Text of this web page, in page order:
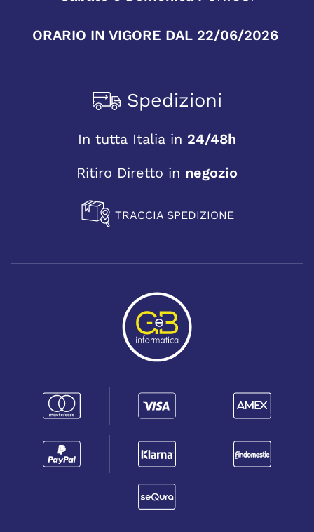
ORARIO IN VIGORE DAL 22/06/2026
Spedizioni
In tutta Italia in 24/48h
Ritiro Diretto in negozio
TRACCIA SPEDIZIONE